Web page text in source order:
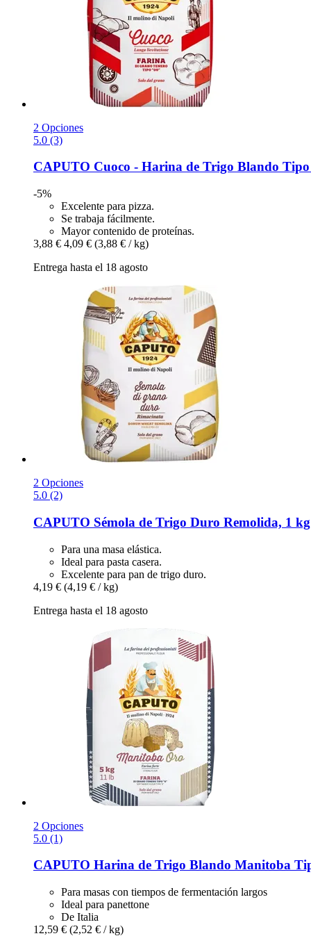
2 Opciones
5.0 (3)
CAPUTO Cuoco -​ Harina de Trigo Blando
-5%
Excelente para pizza.
Se trabaja fácilmente.
Mayor contenido de proteínas.
3,88 € 4,09 € (3,88 € / kg)
Entrega hasta el 18 agosto
2 Opciones
5.0 (2)
CAPUTO Sémola de Trigo Duro Remolida, 1 kg
Para una masa elástica.
Ideal para pasta casera.
Excelente para pan de trigo duro.
4,19 € (4,19 € / kg)
Entrega hasta el 18 agosto
2 Opciones
5.0 (1)
CAPUTO Harina de Trigo Blando Manitoba
Para masas con tiempos de fermentación largos
Ideal para panettone
De Italia
12,59 € (2,52 € / kg)